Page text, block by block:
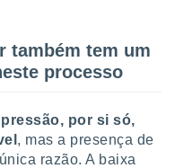
também tem um
processo
por si só,
, mas a presença de
razão. A baixa